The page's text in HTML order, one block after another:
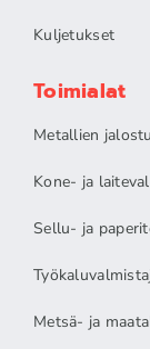
Kuljetukset
Toimialat
Metallien
Kone- ja
Sellu- ja
Metsä- ja